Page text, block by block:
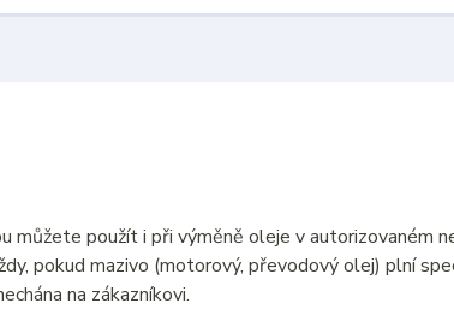
použít i při výměně oleje v autorizovaném
pokud mazivo (motorový, převodový olej) plní
na zákazníkovi.